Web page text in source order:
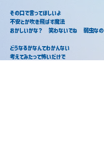
その口で言ってほしいよ
不安とか吹き飛ばす魔法
おかしいかな？　笑わないでね　弱虫なの
どうなるかなんてわかんない
考えてみたって怖いだけで